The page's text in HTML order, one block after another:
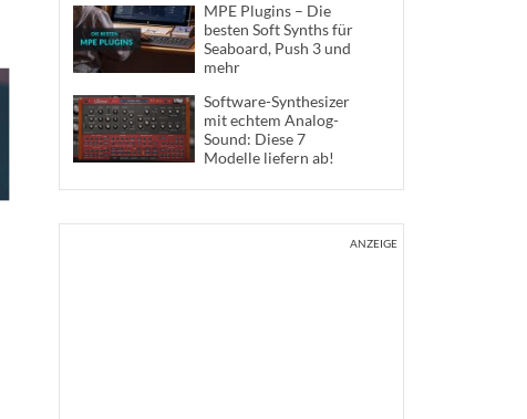
MPE Plugins – Die
besten Soft Synths für
Seaboard, Push 3 und
mehr
Software-Synthesizer
mit echtem Analog-
Sound: Diese 7
Modelle liefern ab!
ANZEIGE